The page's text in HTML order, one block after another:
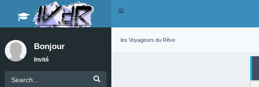
Toggle
Bonjour
Invité
les Voyageurs du Rêve